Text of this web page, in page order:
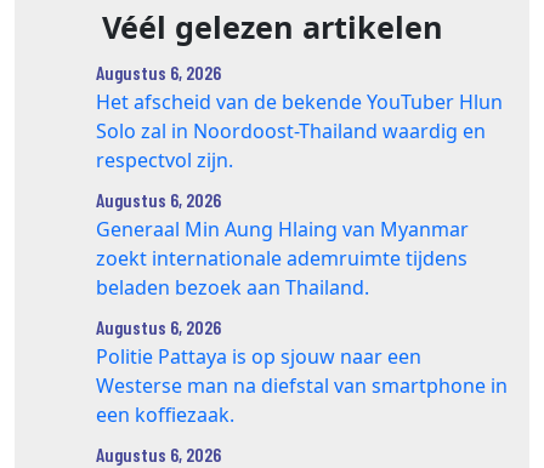
Véél gelezen artikelen
Augustus 6, 2026
Het afscheid van de bekende YouTuber Hlun
Solo zal in Noordoost-Thailand waardig en
respectvol zijn.
Augustus 6, 2026
Generaal Min Aung Hlaing van Myanmar
zoekt internationale ademruimte tijdens
beladen bezoek aan Thailand.
Augustus 6, 2026
Politie Pattaya is op sjouw naar een
Westerse man na diefstal van smartphone in
een koffiezaak.
Augustus 6, 2026